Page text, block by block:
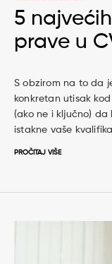
5
prave u
S obzirom na to da
konkretan utisak
(ako ne i ključno)
istakne vaše
PROČITAJ VIŠE